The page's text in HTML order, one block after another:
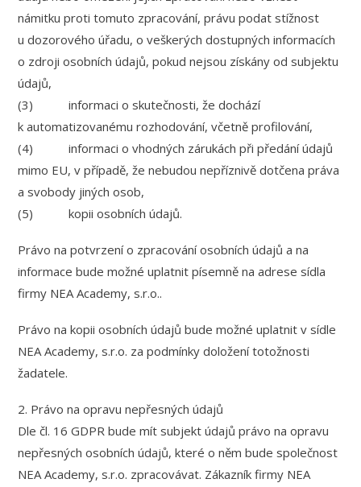
námitku proti tomuto zpracování, právu podat stížnost
u dozorového úřadu, o veškerých dostupných informacích
o zdroji osobních údajů, pokud nejsou získány od subjektu
údajů,
(3) informaci o skutečnosti, že dochází
k automatizovanému rozhodování, včetně profilování,
(4) informaci o vhodných zárukách při předání údajů
mimo EU, v případě, že nebudou nepříznivě dotčena práva
a svobody jiných osob,
(5) kopii osobních údajů.
Právo na potvrzení o zpracování osobních údajů a na
informace bude možné uplatnit písemně na adrese sídla
firmy NEA Academy, s.r.o..
Právo na kopii osobních údajů bude možné uplatnit v sídle
NEA Academy, s.r.o. za podmínky doložení totožnosti
žadatele.
2. Právo na opravu nepřesných údajů
Dle čl. 16 GDPR bude mít subjekt údajů právo na opravu
nepřesných osobních údajů, které o něm bude společnost
NEA Academy, s.r.o. zpracovávat. Zákazník firmy NEA